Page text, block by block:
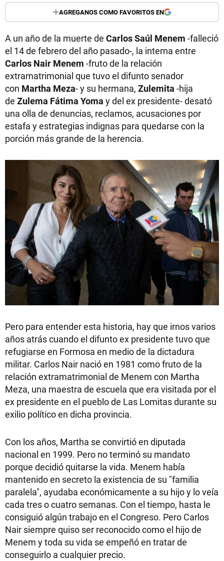
AGREGANOS COMO FAVORITOS EN
A un año de la muerte de Carlos Saúl Menem -falleció
el 14 de febrero del año pasado-, la interna entre
Carlos Nair Menem -fruto de la relación
extramatrimonial que tuvo el difunto senador
con Martha Meza- y su hermana, Zulemita -hija
de Zulema Fátima Yoma y del ex presidente- desató
una olla de denuncias, reclamos, acusaciones por
estafa y estrategias indignas para quedarse con la
porción más grande de la herencia.
Pero para entender esta historia, hay que irnos varios
años atrás cuando el difunto ex presidente tuvo que
refugiarse en Formosa en medio de la dictadura
militar. Carlos Nair nació en 1981 como fruto de la
relación extramatrimonial de Menem con Martha
Meza, una maestra de escuela que era visitada por el
ex presidente en el pueblo de Las Lomitas durante su
exilio político en dicha provincia.
Con los años, Martha se convirtió en diputada
nacional en 1999. Pero no terminó su mandato
porque decidió quitarse la vida. Menem había
mantenido en secreto la existencia de su "familia
paralela", ayudaba económicamente a su hijo y lo veía
cada tres o cuatro semanas. Con el tiempo, hasta le
consiguió algún trabajo en el Congreso. Pero Carlos
Nair siempre quiso ser reconocido como el hijo de
Menem y toda su vida se empeñó en tratar de
conseguirlo a cualquier precio.